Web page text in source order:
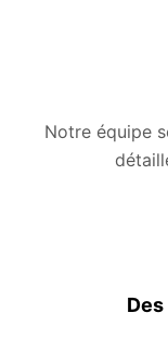
Notre équipe